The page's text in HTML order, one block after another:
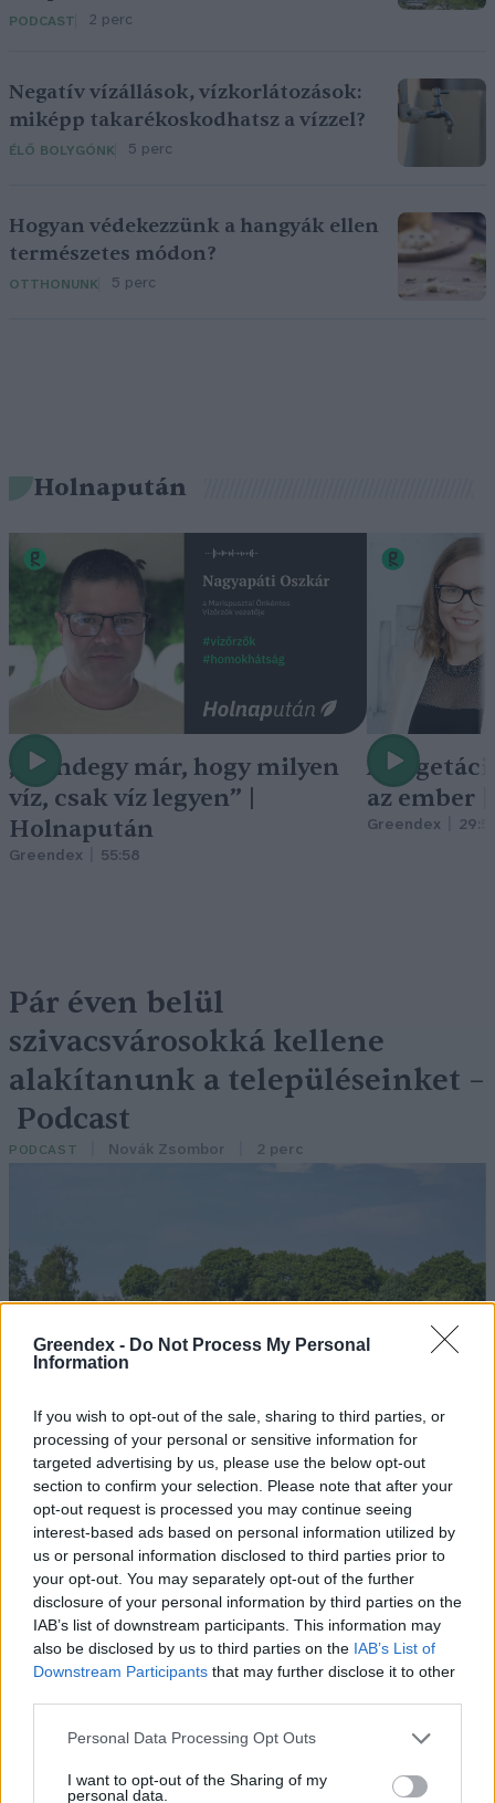
Greendex - Do Not Process My Personal
Information
If you wish to opt-out of the sale, sharing to third parties, or
processing of your personal or sensitive information for
targeted advertising by us, please use the below opt-out
section to confirm your selection. Please note that after your
opt-out request is processed you may continue seeing
interest-based ads based on personal information utilized by
us or personal information disclosed to third parties prior to
your opt-out. You may separately opt-out of the further
disclosure of your personal information by third parties on the
IAB’s list of downstream participants. This information may
also be disclosed by us to third parties on the IAB’s List of
Downstream Participants that may further disclose it to other
Personal Data Processing Opt Outs
I want to opt-out of the Sharing of my
personal data.
PODCAST 2 perc
Negatív vízállások, vízkorlátozások:
miképp takarékoskodhatsz a vízzel?
ÉLŐ BOLYGÓNK 5 perc
Hogyan védekezzünk a hangyák ellen
természetes módon?
OTTHONUNK 5 perc
Holnapután
„Mindegy már, hogy milyen
víz, csak víz legyen” |
Holnapután
Greendex 55:58
A
az ember
Greendex
Pár éven belül
szivacsvárosokká kellene
alakítanunk a településeinket –
Podcast
PODCAST Novák Zsombor 2 perc
Szöllősi Gáborral, a Gardenfutura ügyvezetőjével beszélgettünk.
Történelmi aszály sújtja Nagy-
Britanniát is